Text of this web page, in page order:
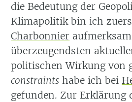
die Bedeutung der
Klimapolitik bin ich
Charbonnier
überzeugendsten
politischen Wirkung von
constraints habe ich bei
gefunden. Zur Erklärung